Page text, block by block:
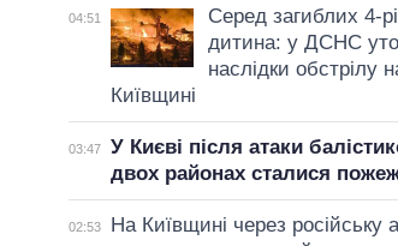
04:51
Серед загиблих 4-
дитина: у ДСНС
наслідки обстрілу
Київщині
03:47
У Києві після атаки
двох районах сталися
02:53
На Київщині через російську